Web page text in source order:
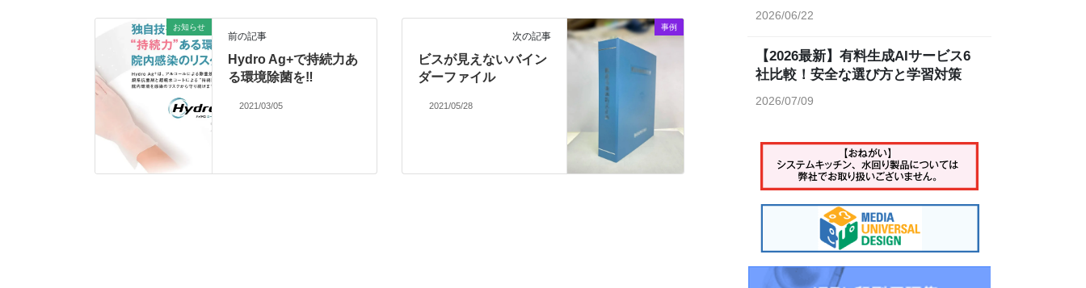
お知らせ
前の記事
Hydro Ag+で持続力あ
る環境除菌を‼
2021/03/05
事例
次の記事
ビスが見えないバイン
ダーファイル
2021/05/28
2026/06/22
【2026最新】有料生成AIサービス6
社比較！安全な選び方と学習対策
2026/07/09